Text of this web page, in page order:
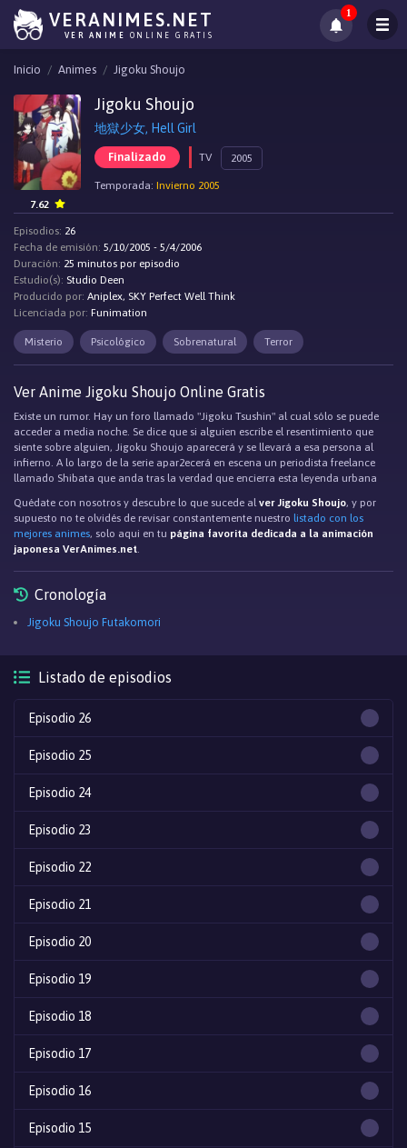
VERANIMES.NET
VER ANIME ONLINE GRATIS
1
Inicio Animes Jigoku Shoujo
Jigoku Shoujo
地獄少女, Hell Girl
Finalizado TV 2005
Temporada: Invierno 2005
7.62
Episodios: 26
Fecha de emisión: 5/10/2005 - 5/4/2006
Duración: 25 minutos por episodio
Estudio(s): Studio Deen
Producido por: Aniplex, SKY Perfect Well Think
Licenciada por: Funimation
Misterio Psicológico Sobrenatural Terror
Ver Anime Jigoku Shoujo Online Gratis
Existe un rumor. Hay un foro llamado "Jigoku Tsushin" al cual sólo se puede
acceder a media noche. Se dice que si alguien escribe el resentimiento que
siente sobre alguien, Jigoku Shoujo aparecerá y se llevará a esa persona al
infierno. A lo largo de la serie apar2ecerá en escena un periodista freelance
llamado Shibata que anda tras la verdad que encierra esta leyenda urbana
Quédate con nosotros y descubre lo que sucede alver Jigoku Shoujo, y por
supuesto no te olvidés de revisar constantemente nuestro listado con los
mejores animes, solo aqui en tu página favorita dedicada a la animación
japonesa VerAnimes.net.
Cronología
Jigoku Shoujo Futakomori
Listado de episodios
Episodio 26
Episodio 25
Episodio 24
Episodio 23
Episodio 22
Episodio 21
Episodio 20
Episodio 19
Episodio 18
Episodio 17
Episodio 16
Episodio 15